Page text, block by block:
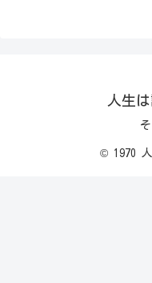
人生
© 1970 人